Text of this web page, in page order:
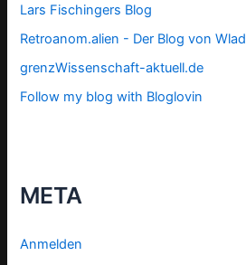
Lars Fischingers Blog
Retroanom.alien - Der Blog von
grenzWissenschaft-aktuell.de
Follow my blog with Bloglovin
META
Anmelden